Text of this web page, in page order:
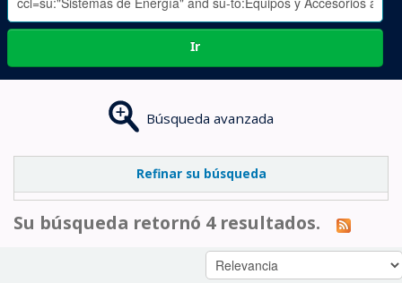
Ir
Búsqueda avanzada
Refinar su búsqueda
Su búsqueda retornó 4 resultados.